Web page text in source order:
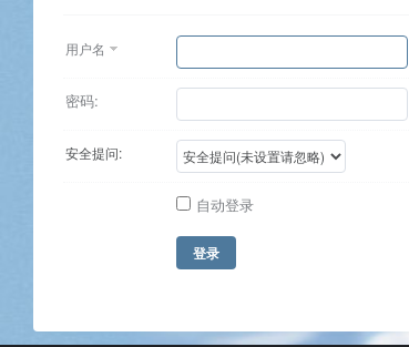
用户名
密码:
安全提问:
自动登录
登录